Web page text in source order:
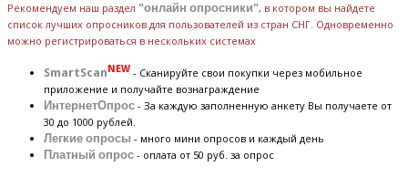
Рекомендуем наш раздел "онлайн опросники", в котором вы найдете
список лучших опросников для пользователей из стран СНГ. Одновременно
можно регистрироваться в нескольких системах
SmartScan NEW - Сканируйте свои покупки через мобильное
приложение и получайте вознаграждение
ИнтернетОпрос - За каждую заполненную анкету Вы получаете от
30 до 1000 рублей.
Легкие опросы - много мини опросов и каждый день
Платный опрос - оплата от 50 руб. за опрос